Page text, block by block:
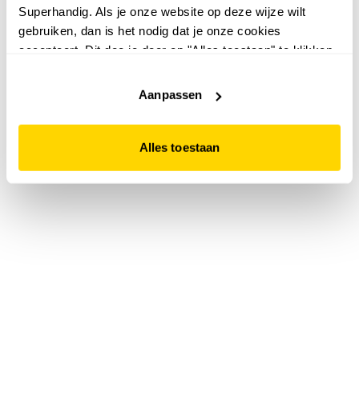
Superhandig. Als je onze website op deze wijze wilt
gebruiken, dan is het nodig dat je onze cookies
accepteert. Dit doe je door op "Alles toestaan" te klikken.
website niet optimaal functioneert.
Aanpassen
Alles toestaan